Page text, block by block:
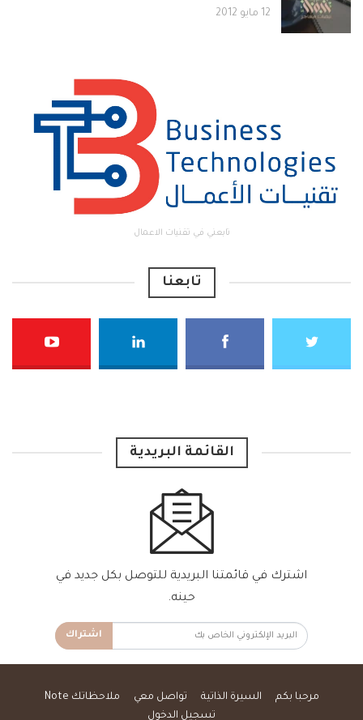
12 مايو 2012
تابعني في تقنيات الاعمال
تابعنا
القائمة البريدية
اشترك في قائمتنا البريدية للتوصل بكل جديد في
حينه.
اشتراك
مرحبا بكم السيرة الذاتية تواصل معي
ملاحظاتك Note
تسجيل الدخول